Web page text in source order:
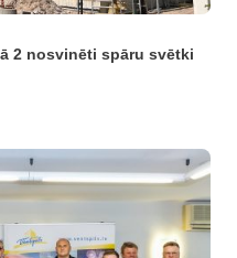
2 nosvinēti spāru svētki